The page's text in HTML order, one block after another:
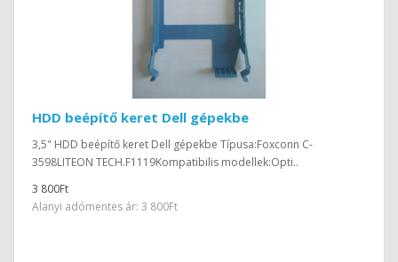
HDD beépítő keret Dell gépekbe
3,5" HDD beépítő keret Dell gépekbe Típusa:Foxconn C-
3598LITEON TECH.F1119Kompatibilis modellek:Opti..
3 800Ft
Alanyi adómentes ár: 3 800Ft